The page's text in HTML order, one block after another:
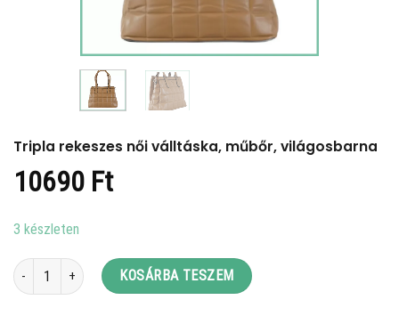
Tripla rekeszes női válltáska, műbőr, világosbarna
10690 Ft
3 készleten
Tripla rekeszes női válltáska, műbőr, világosbarna mennyiség
KOSÁRBA TESZEM